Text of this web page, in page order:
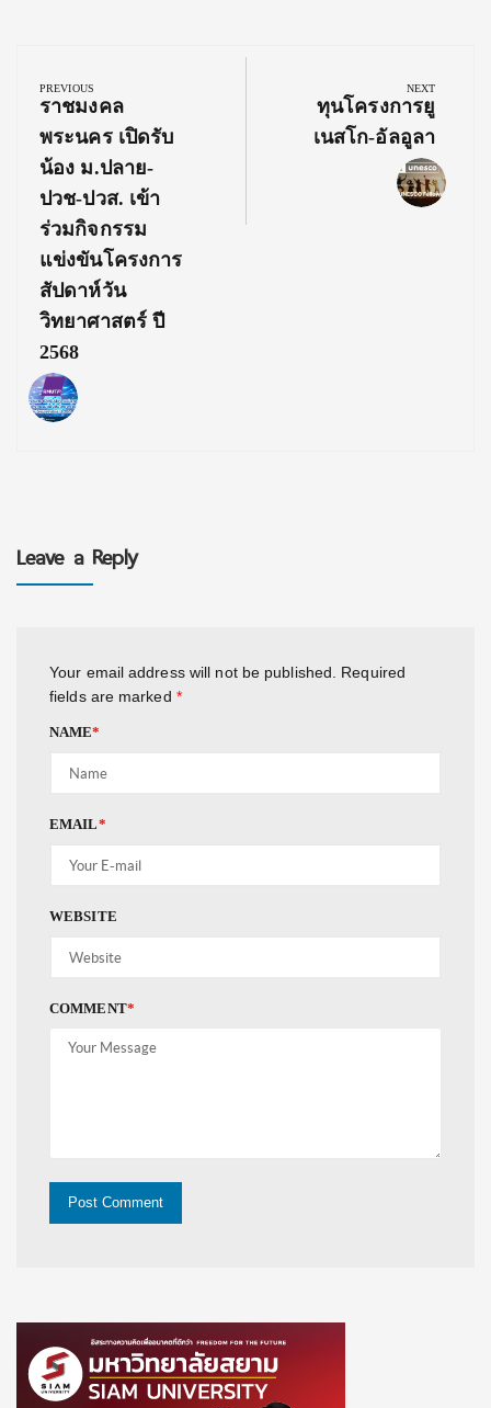
navigation
PREVIOUS
Previous
Post:
ราชมงคล
พระนคร เปิดรับ
น้อง ม.ปลาย-
ปวช-ปวส. เข้า
ร่วมกิจกรรม
แข่งขันโครงการ
สัปดาห์วัน
วิทยาศาสตร์ ปี
2568
NEXT
Next
Post:
ทุนโครงการยู
เนสโก-อัลอูลา
Leave a Reply
Your email address will not be published. Required
fields are marked *
NAME*
EMAIL*
WEBSITE
COMMENT*